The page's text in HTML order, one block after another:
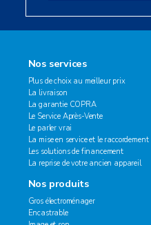
Nos services
Plus de choix au meilleur prix
La livraison
La garantie COPRA
Le Service Après-Vente
Le parler vrai
La mise en service et le raccordement
Les solutions de financement
La reprise de votre ancien appareil
Nos produits
Gros électroménager
Encastrable